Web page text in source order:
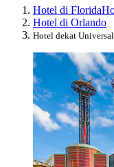
Hotel di Florida
Hotel di Orlando
Hotel dekat